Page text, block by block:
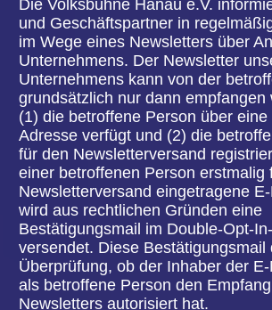
die Empfänger oder Kategorien von Empfängern,
gegenüber denen die personenbezogenen Daten
offengelegt worden sind oder noch offengelegt
werden, insbesondere bei Empfängern in
Drittländern oder bei internationalen
Organisationen
falls möglich die geplante Dauer, für die die
personenbezogenen Daten gespeichert werden,
oder, falls dies nicht möglich ist, die Kriterien für
die Festlegung dieser Dauer
das Bestehen eines Rechts auf Berichtigung oder
Löschung der sie betreffenden
personenbezogenen Daten oder auf
Einschränkung der Verarbeitung durch den
Verantwortlichen oder eines Widerspruchsrechts
gegen diese Verarbeitung
das Bestehen eines Beschwerderechts bei einer
Aufsichtsbehörde
wenn die personenbezogenen Daten nicht bei der
betroffenen Person erhoben werden: Alle
verfügbaren Informationen über die Herkunft der
Daten
das Bestehen einer automatisierten